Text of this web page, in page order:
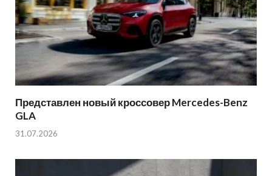
Представлен новый кроссовер Mercedes-Benz
GLA
31.07.2026